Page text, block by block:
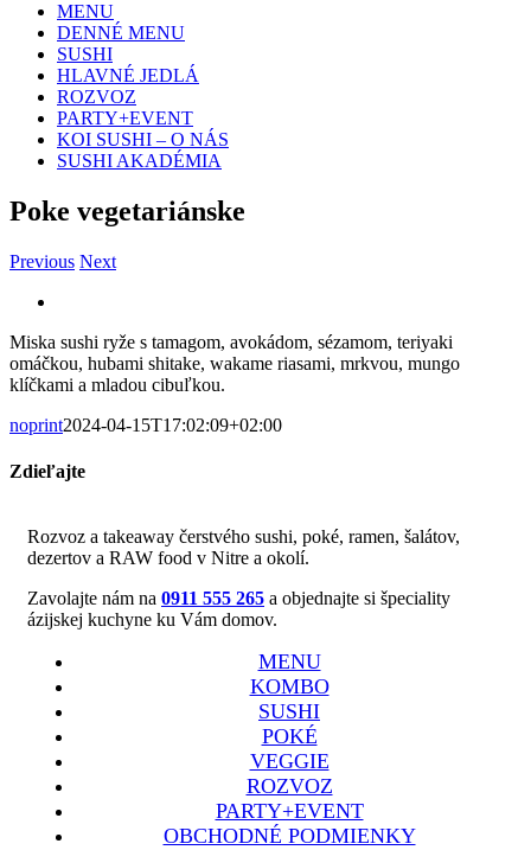
MENU
DENNÉ MENU
SUSHI
HLAVNÉ JEDLÁ
ROZVOZ
PARTY+EVENT
KOI SUSHI – O NÁS
SUSHI AKADÉMIA
Poke vegetariánske
Previous Next
obrázok
Miska sushi ryže s tamagom, avokádom, sézamom, teriyaki
omáčkou, hubami shitake, wakame riasami, mrkvou, mungo
klíčkami a mladou cibuľkou.
noprint2024-04-15T17:02:09+02:00
Zdieľajte
Rozvoz a takeaway čerstvého sushi, poké, ramen, šalátov,
dezertov a RAW food v Nitre a okolí.
Zavolajte nám na 0911 555 265 a objednajte si špeciality
ázijskej kuchyne ku Vám domov.
MENU
KOMBO
SUSHI
POKÉ
VEGGIE
ROZVOZ
PARTY+EVENT
OBCHODNÉ PODMIENKY